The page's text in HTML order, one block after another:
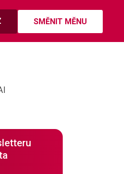
SMĚNIT MĚNU